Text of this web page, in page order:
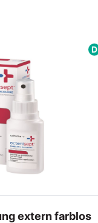
D
extern farblos